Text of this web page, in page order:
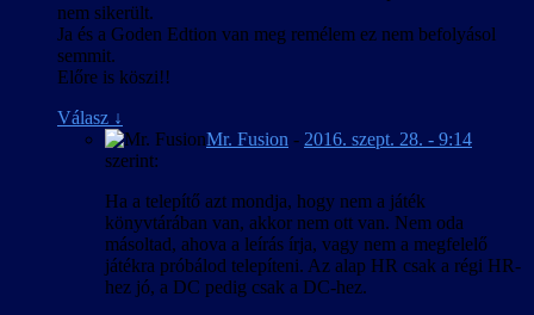
nem sikerült.
Ja és a Goden Edtion van meg remélem ez nem befolyásol
semmit.
Előre is köszi!!
Válasz ↓
Mr. Fusion - 2016. szept. 28. - 9:14
szerint:
Ha a telepítő azt mondja, hogy nem a játék
könyvtárában van, akkor nem ott van. Nem oda
másoltad, ahova a leírás írja, vagy nem a megfelelő
játékra próbálod telepíteni. Az alap HR csak a régi HR-
hez jó, a DC pedig csak a DC-hez.